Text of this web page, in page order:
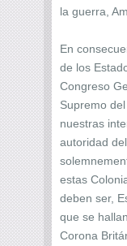
la guerra,
En
de los
Congreso
Supremo
nuestras
autoridad
estas
deben ser,
que se
Corona